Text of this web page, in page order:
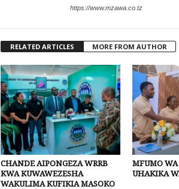
https://www.mzawa.co.tz
RELATED ARTICLES MORE FROM AUTHOR
CHANDE AIPONGEZA WRRB
KWA KUWAWEZESHA
WAKULIMA KUFIKIA MASOKO
MFUMO
UHAKIKA